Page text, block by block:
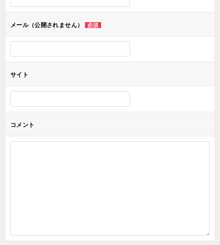
ン
メール（公開されません） 必須
サイト
コメント